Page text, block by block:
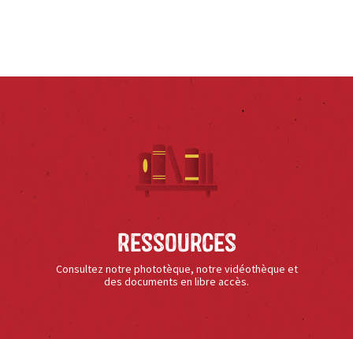
Ressources
Consultez notre phototèque, notre vidéothèque et
des documents en libre accès.